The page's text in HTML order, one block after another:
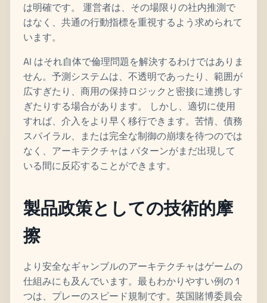
は明確です。 運営者は、その場限りの社内推測で
はなく、共通の行動指標を重視するよう求められて
います。
AI はそれ自体で倫理問題を解決するわけではありま
せん。予測システムは、不透明であったり、範囲が
広すぎたり、商用の保持ロジックと密接に連携しす
ぎたりする場合があります。 しかし、適切に使用
すれば、介入をより早く移行できます。苦情、債務
スパイラル、または完全な制御の崩壊を待つのでは
なく、アーキテクチャは パターンがまだ出現して
いる間に反応することができます。
製品政策としての技術的摩
擦
より安全なギャンブルのアーキテクチャはゲームの
仕組みにも及んでいます。最もわかりやすい例の 1
つは、プレーのスピード規制です。英国賭博委員会